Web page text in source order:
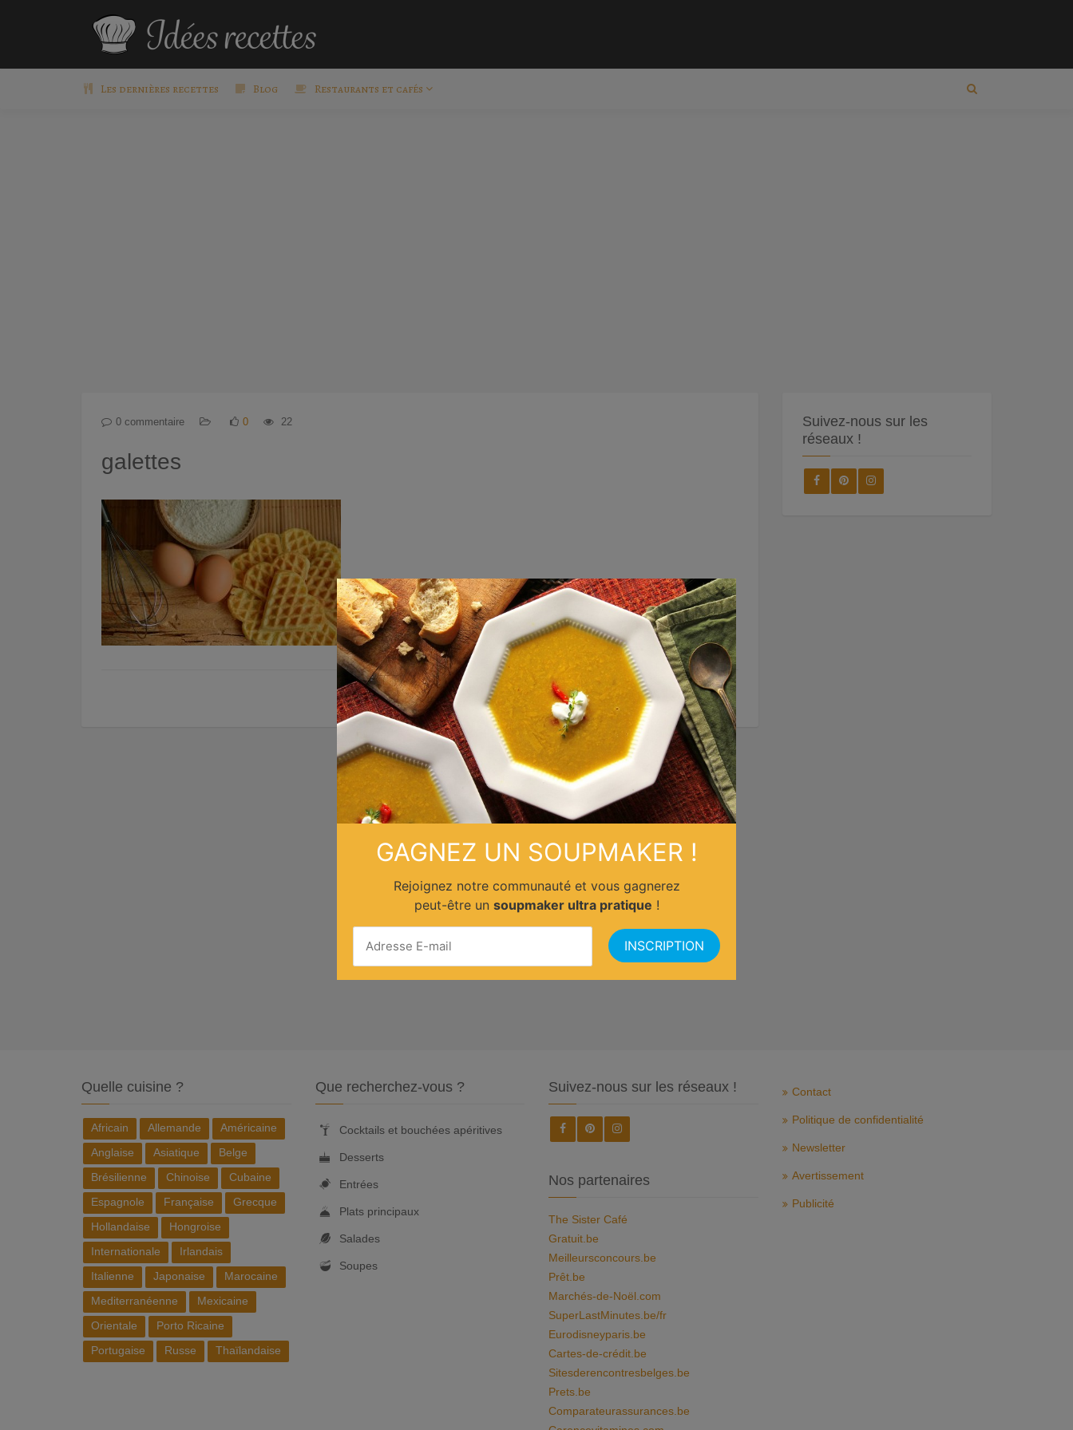
Les dernières recettes Blog Restaurants et cafés
0 commentaire 0 22
galettes
Suivez-nous sur les
réseaux !
Quelle cuisine ?
Africain Allemande
Américaine
Anglaise
Asiatique
Belge
Brésilienne
Chinoise
Cubaine
Espagnole
Française
Grecque
Hollandaise
Hongroise
Internationale
Irlandais
Italienne
Japonaise
Marocaine
Mediterranéenne
Mexicaine
Orientale
Porto Ricaine
Portugaise
Russe Thaïlandaise
Que recherchez-vous ?
Cocktails et bouchées apéritives
Desserts
Entrées
Plats principaux
Salades
Soupes
Suivez-nous sur les réseaux !
Nos partenaires
The Sister Café
Gratuit.be
Meilleursconcours.be
Prêt.be
Marchés-de-Noël.com
SuperLastMinutes.be/fr
Eurodisneyparis.be
Cartes-de-crédit.be
Sitesderencontresbelges.be
Prets.be
Comparateurassurances.be
Contact
Politique de confidentialité
Newsletter
Avertissement
Publicité
GAGNEZ UN SOUPMAKER !
Rejoignez notre communauté et vous gagnerez
peut-être un soupmaker ultra pratique !
×